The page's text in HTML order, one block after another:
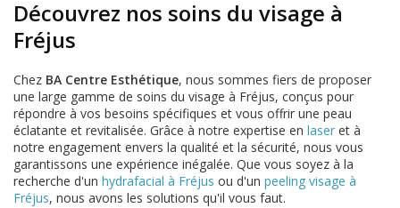
Découvrez nos soins du visage à
Fréjus
Chez BA Centre Esthétique, nous sommes fiers de proposer
une large gamme de soins du visage à Fréjus, conçus pour
répondre à vos besoins spécifiques et vous offrir une peau
éclatante et revitalisée. Grâce à notre expertise en laser et à
notre engagement envers la qualité et la sécurité, nous vous
garantissons une expérience inégalée. Que vous soyez à la
recherche d'un hydrafacial à Fréjus ou d'un peeling visage à
Fréjus, nous avons les solutions qu'il vous faut.